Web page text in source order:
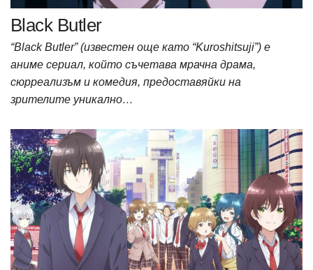
Black Butler
“Black Butler” (известен още като “Kuroshitsuji”) е
аниме сериал, който съчетава мрачна драма,
сюрреализъм и комедия, предоставяйки на
зрителите уникално…